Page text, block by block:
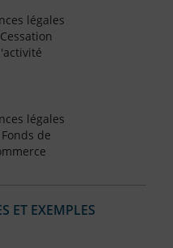
légales
légales
de
ET EXEMPLES